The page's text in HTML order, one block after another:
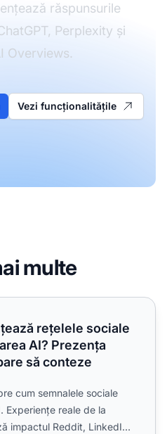
răspunsurile
Perplexity și
Overviews.
Vezi funcționalitățile
multe
sociale vizibilitatea în
rețelele sociale
AI? Prezența
să conteze
cum semnalele sociale
Experiențe reale de la
impactul Reddit, LinkedIn